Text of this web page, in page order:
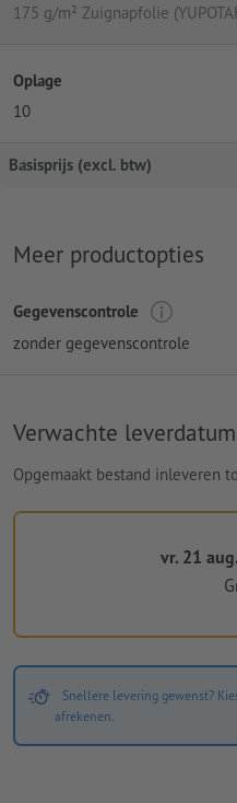
175 g/m² Zuignapfolie
Oplage
10
Basisprijs (excl. btw)
Meer productopties
Gegevenscontrole
zonder gegevenscontrole
Verwachte
Opgemaakt bestand inleveren
vr. 21
Snellere levering gewenst?
afrekenen.